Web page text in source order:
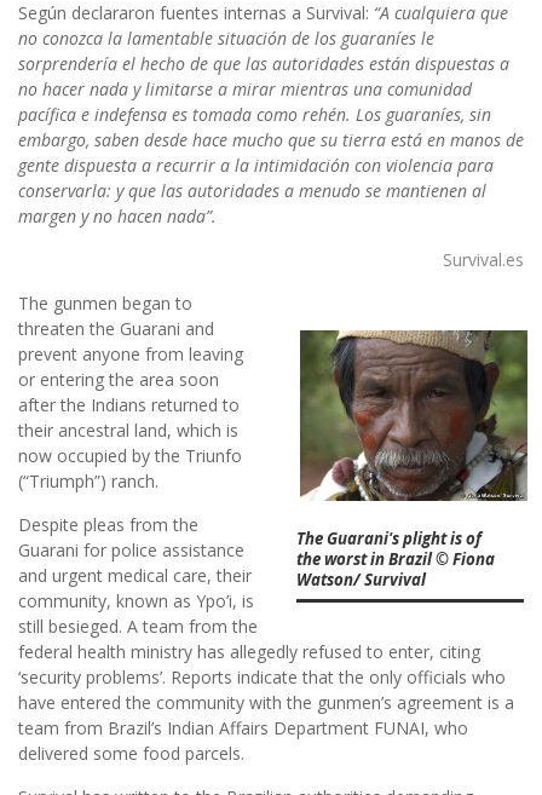
Según declararon fuentes internas a Survival: “A cualquiera que
no conozca la lamentable situación de los guaraníes le
sorprendería el hecho de que las autoridades están dispuestas a
no hacer nada y limitarse a mirar mientras una comunidad
pacífica e indefensa es tomada como rehén. Los guaraníes, sin
embargo, saben desde hace mucho que su tierra está en manos de
gente dispuesta a recurrir a la intimidación con violencia para
conservarla: y que las autoridades a menudo se mantienen al
margen y no hacen nada”.
Survival.es
The Guarani's plight is of
the worst in Brazil © Fiona
Watson/ Survival
The gunmen began to
threaten the Guarani and
prevent anyone from leaving
or entering the area soon
after the Indians returned to
their ancestral land, which is
now occupied by the Triunfo
(“Triumph”) ranch.
Despite pleas from the
Guarani for police assistance
and urgent medical care, their
community, known as Ypo’i, is
still besieged. A team from the
federal health ministry has allegedly refused to enter, citing
‘security problems’. Reports indicate that the only officials who
have entered the community with the gunmen’s agreement is a
team from Brazil’s Indian Affairs Department FUNAI, who
delivered some food parcels.